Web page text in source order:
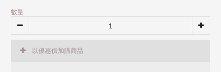
數量
以優惠價加購商品